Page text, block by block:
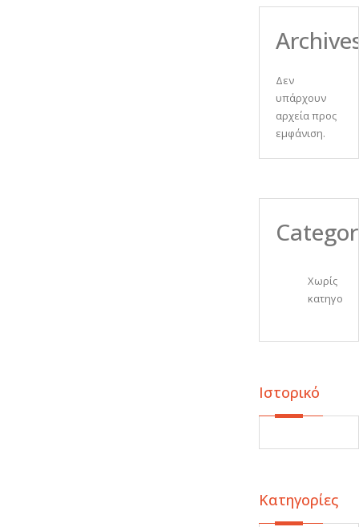
Δεν
υπάρχουν
αρχεία προς
εμφάνιση.
Χωρίς
κατηγορία
Ιστορικό
Kατηγορίες